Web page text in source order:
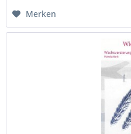
Merken